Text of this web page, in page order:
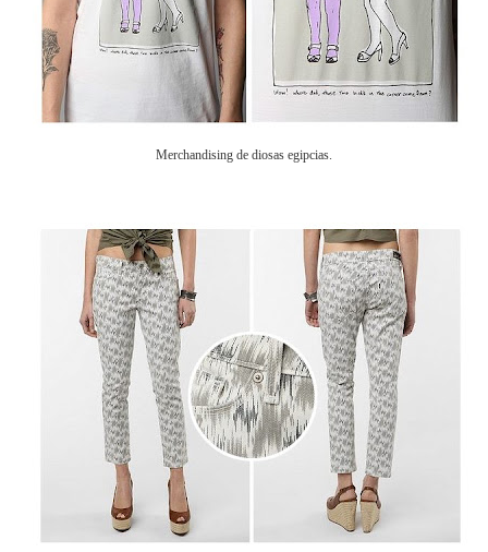
Merchandising de diosas egipcias.